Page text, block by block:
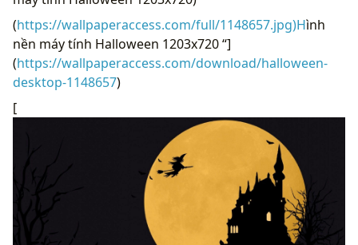
(https://wallpaperaccess.com/full/1148657.jpg)Hình
nền máy tính Halloween 1203x720 “]
(https://wallpaperaccess.com/download/halloween-
desktop-1148657)
[